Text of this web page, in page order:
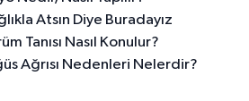
Atsın Diye Buradayız
Tanısı Nasıl Konulur?
Ağrısı Nedenleri Nelerdir?